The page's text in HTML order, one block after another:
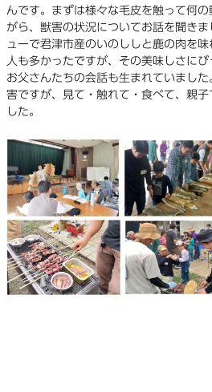
んです。まずは様々な毛皮を触って何
がら、獣害の状況についてお話を聞き
ューで君津市産のいのししと鹿の肉を
人も多かったですが、その美味しさに
お父さんたちの会話も生まれていまし
害ですが、見て・触れて・食べて、親
した。